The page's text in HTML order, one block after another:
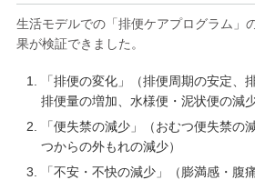
生活モデルでの「排便ケアプログラム」
果が検証できました。
「排便の変化」（排便周期の安定、
排便量の増加、水様便・泥状便の減少
「便失禁の減少」（おむつ便失禁の
つからの外もれの減少）
「不安・不快の減少」（膨満感・腹